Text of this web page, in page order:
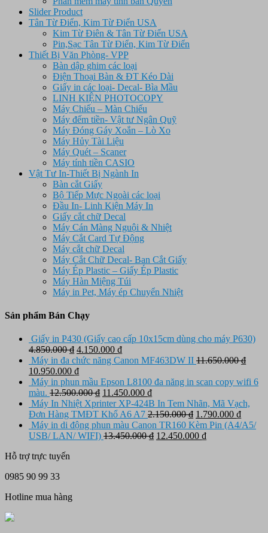
Slider Product
Tân Từ Điển, Kim Từ Điển USA
Kim Từ Điên & Tân Từ Điển USA
Pin,Sạc Tân Từ Điển, Kim Từ Điển
Thiết Bị Văn Phòng- VPP
Bàn dập ghim các loại
Điện Thoại Bàn & ĐT Kéo Dài
Giấy in các loại- Decal- Bìa Mầu
LINH KIỆN PHOTOCOPY
Máy Chiếu – Màn Chiếu
Máy đếm tiền- Vật tư Ngân Quỹ
Máy Đóng Gáy Xoắn – Lò Xo
Máy Hủy Tài Liệu
Máy Quét – Scaner
Máy tính tiền CASIO
Vật Tư In-Thiết Bị Ngành In
Bàn cắt Giấy
Bộ Tiếp Mực Ngoài các loại
Đầu In- Linh Kiện Máy In
Giấy cắt chữ Decal
Máy Cán Màng Nguội & Nhiệt
Máy Cắt Card Tự Động
Máy cắt chữ Decal
Máy Cắt Chữ Decal- Ban Cắt Giấy
Máy Ép Plastic – Giấy Ép Plastic
Máy Hàn Miệng Túi
Máy in Pet, Máy ép Chuyển Nhiệt
Sản phẩm Bán Chạy
Giấy in P430 (Giấy cao cấp 10x15cm dùng cho máy P630)
4.850.000₫ Giá
gốc
là:
4.850.000 ₫.
4.150.000 ₫Giá
hiện
là:
4.150.000 ₫.
Máy in đa chức năng Canon MF463DW II 11.650.000₫
Giá
gốc
là:
11.650.000 ₫.
10.950.000 ₫Giá
hiện
tại
là:
10.950.000 ₫.
Máy in phun mầu Epson L8100 đa năng in scan copy wifi 6
màu. 12.500.000₫ Giá
gốc
là:
12.500.000 ₫.
11.450.000 ₫Giá
hiện
tại
là:
11.450.000 ₫.
Máy In Nhiệt Xprinter XP-424B In Tem Nhãn, Mã Vạch,
Đơn Hàng TMĐT Khổ A6 A7 2.150.000₫ Giá
gốc
là:
1.790.000 ₫Giá
hiện
Máy in di động phun màu Canon TR160 Kèm Pin (A4/A5/
USB/ LAN/ WIFI) 13.450.000₫ Giá
12.450.000 ₫Giá
Hỗ trợ trực tuyến
0985 90 99 33
Hotline mua hàng